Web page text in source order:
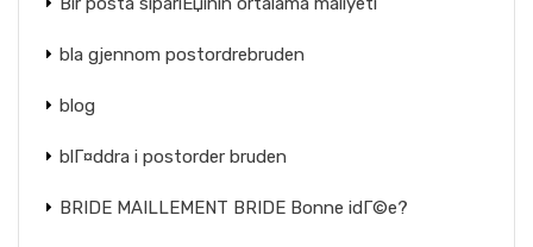
bla gjennom postordrebruden
blog
blГ¤ddra i postorder bruden
BRIDE MAILLEMENT BRIDE Bonne idГ©e?